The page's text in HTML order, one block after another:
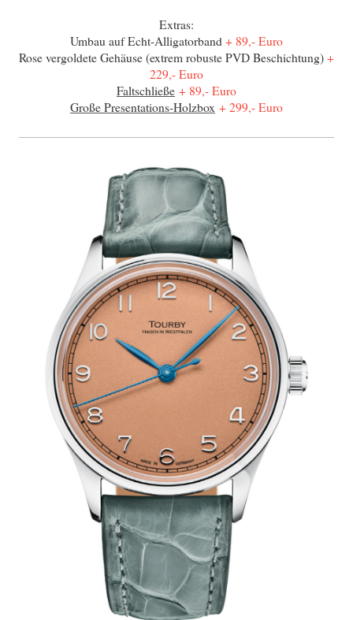
Extras:
Umbau auf Echt-Alligatorband + 89,- Euro
Rose vergoldete Gehäuse (extrem robuste PVD Beschichtung) +
229,- Euro
Faltschließe + 89,- Euro
Große Presentations-Holzbox + 299,- Euro